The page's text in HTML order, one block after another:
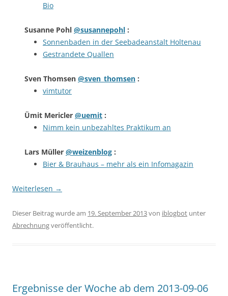
Bio
Susanne Pohl @susannepohl :
Sonnenbaden in der Seebadeanstalt Holtenau
Gestrandete Quallen
Sven Thomsen @sven_thomsen :
vimtutor
Ümit Mericler @uemit :
Nimm kein unbezahltes Praktikum an
Lars Müller @weizenblog :
Bier & Brauhaus – mehr als ein Infomagazin
Weiterlesen →
Dieser Beitrag wurde am 19. September 2013von iblogbot unter
Abrechnungveröffentlicht.
Ergebnisse der Woche ab dem 2013-09-06